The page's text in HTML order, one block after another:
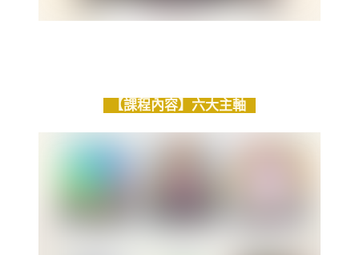
【課程內容】六大主軸